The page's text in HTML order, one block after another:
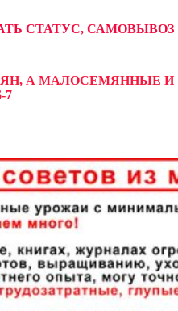
СТАТУС, САМОВЫВОЗ
А МАЛОСЕМЯННЫЕ И
7